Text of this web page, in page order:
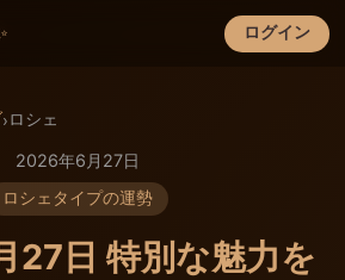
ログイン
×
›ロシェ
2026年6月27日
ロシェタイプの運勢
27日 特別な魅力を